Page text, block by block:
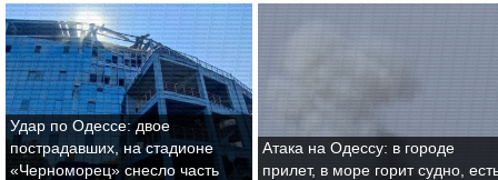
Удар по Одессе: двое
пострадавших, на стадионе
«Черноморец» снесло часть
Атака на Одессу: в городе
прилет, в море горит судно,